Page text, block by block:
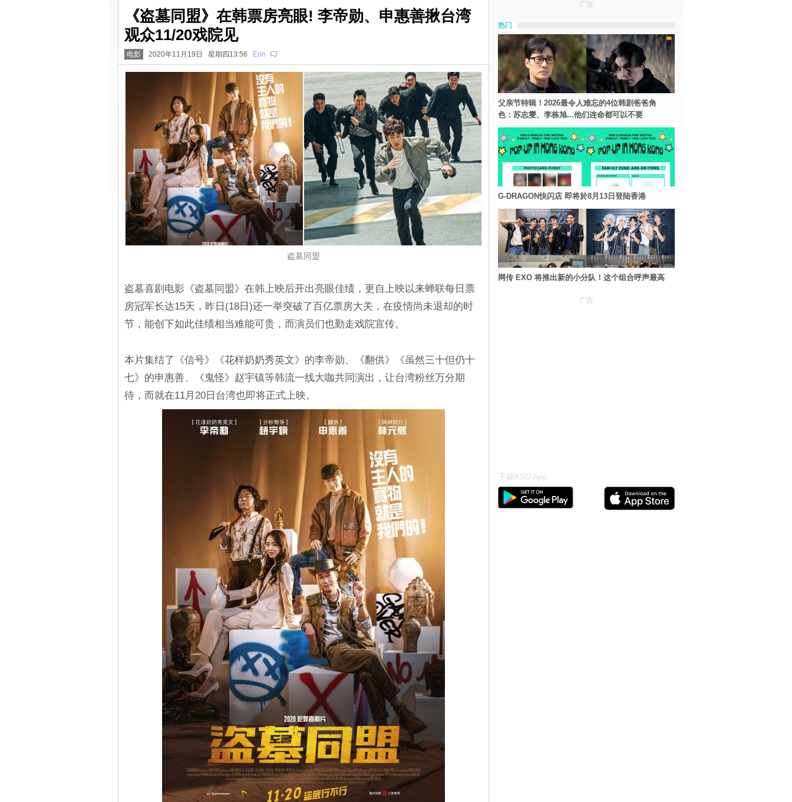
《盗墓同盟》在韩票房亮眼! 李帝勋、申惠善揪台湾
观众11/20戏院见
电影 2020年11月19日 星期四13:56 Erin
盗墓同盟
盗墓喜剧电影《盗墓同盟》在韩上映后开出亮眼佳绩，更自上映以来蝉联每日票
房冠军长达15天，昨日(18日)还一举突破了百亿票房大关，在疫情尚未退却的时
节，能创下如此佳绩相当难能可贵，而演员们也勤走戏院宣传。
本片集结了《信号》《花样奶奶秀英文》的李帝勋、《翻供》《虽然三十但仍十
七》的申惠善、《鬼怪》赵宇镇等韩流一线大咖共同演出，让台湾粉丝万分期
待，而就在11月20日台湾也即将正式上映。
广告
热门
父亲节特辑！2026最令人难忘的4位韩剧爸爸角
色：苏志燮、李栋旭...他们连命都可以不要
G-DRAGON快闪店 即将於8月13日登陆香港
网传 EXO 将推出新的小分队！这个组合呼声最高
广告
下载KSD App